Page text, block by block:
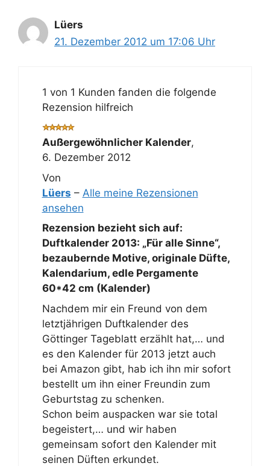
Lüers
21. Dezember 2012 um 17:06 Uhr
1 von 1 Kunden fanden die folgende
Rezension hilfreich
Außergewöhnlicher Kalender,
6. Dezember 2012
Von
Lüers – Alle meine Rezensionen
ansehen
Rezension bezieht sich auf:
Duftkalender 2013: „Für alle Sinne“,
bezaubernde Motive, originale Düfte,
Kalendarium, edle Pergamente
60*42 cm (Kalender)
Nachdem mir ein Freund von dem
letztjährigen Duftkalender des
Göttinger Tageblatt erzählt hat,… und
es den Kalender für 2013 jetzt auch
bei Amazon gibt, hab ich ihn mir sofort
bestellt um ihn einer Freundin zum
Geburtstag zu schenken.
Schon beim auspacken war sie total
begeistert,… und wir haben
gemeinsam sofort den Kalender mit
seinen Düften erkundet.